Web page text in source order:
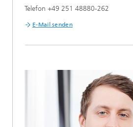
Telefon +49 251 48880-262
E-Mail senden